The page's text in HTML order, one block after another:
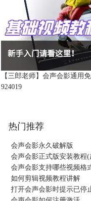
【三郎老师】会声会影通用
924019
热门推荐
会声会影永久破解版
会声会影正式版安装教程
会声会影支持哪些视频格
如何剪辑视频教程讲解
打开会声会影时提示已停